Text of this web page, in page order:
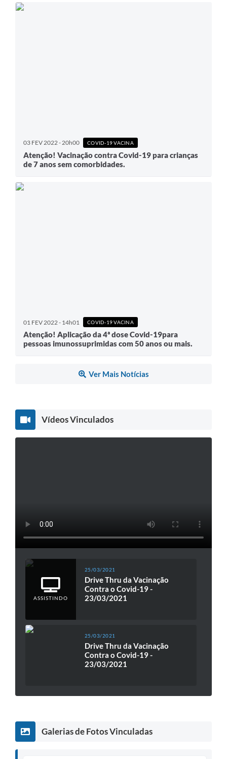
03 FEV 2022 - 20h00 COVID-19 VACINA
Atenção! Vacinação contra Covid-19 para crianças
de 7 anos sem comorbidades.
01 FEV 2022 - 14h01 COVID-19 VACINA
Atenção! Aplicação da 4ª dose Covid-19para
pessoas imunossuprimidas com 50 anos ou mais.
Ver Mais Notícias
Vídeos Vinculados
ASSISTINDO
25/03/2021
Drive Thru da Vacinação
Contra o Covid-19 -
23/03/2021
25/03/2021
Drive Thru da Vacinação
Contra o Covid-19 -
23/03/2021
Galerias de Fotos Vinculadas